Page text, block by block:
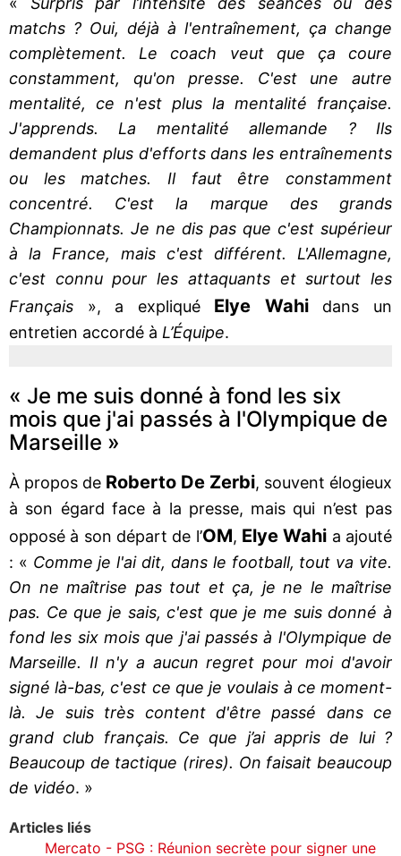
matchs ? Oui, déjà à l'entraînement, ça change
complètement. Le coach veut que ça coure
constamment, qu'on presse. C'est une autre
mentalité, ce n'est plus la mentalité française.
J'apprends. La mentalité allemande ? Ils
demandent plus d'efforts dans les entraînements
ou les matches. Il faut être constamment
concentré. C'est la marque des grands
Championnats. Je ne dis pas que c'est supérieur
à la France, mais c'est différent. L'Allemagne,
c'est connu pour les attaquants et surtout les
Français », a expliqué Elye Wahidans un
entretien accordé à L’Équipe.
« Je me suis donné à fond les six
mois que j'ai passés à l'Olympique de
Marseille »
À propos de Roberto De Zerbi, souvent élogieux
à son égard face à la presse, mais qui n’est pas
opposé à son départ de l’OM, Elye Wahi a ajouté
: « Comme je l'ai dit, dans le football, tout va vite.
On ne maîtrise pas tout et ça, je ne le maîtrise
pas. Ce que je sais, c'est que je me suis donné à
fond les six mois que j'ai passés à l'Olympique de
Marseille. Il n'y a aucun regret pour moi d'avoir
signé là-bas, c'est ce que je voulais à ce moment-
là. Je suis très content d'être passé dans ce
grand club français. Ce que j’ai appris de lui ?
Beaucoup de tactique (rires). On faisait beaucoup
de vidéo. »
Articles liés
Mercato - PSG : Réunion secrète pour signer une